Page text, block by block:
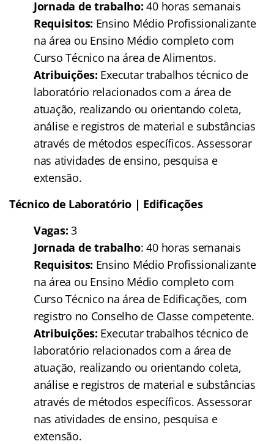
Jornada de trabalho: 40 horas semanais
Requisitos: Ensino Médio Profissionalizante
na área ou Ensino Médio completo com
Curso Técnico na área de Alimentos.
Atribuições: Executar trabalhos técnico de
laboratório relacionados com a área de
atuação, realizando ou orientando coleta,
análise e registros de material e substâncias
através de métodos específicos. Assessorar
nas atividades de ensino, pesquisa e
extensão.
Técnico de Laboratório | Edificações
Vagas: 3
Jornada de trabalho: 40 horas semanais
Requisitos: Ensino Médio Profissionalizante
na área ou Ensino Médio completo com
Curso Técnico na área de Edificações, com
registro no Conselho de Classe competente.
Atribuições: Executar trabalhos técnico de
laboratório relacionados com a área de
atuação, realizando ou orientando coleta,
análise e registros de material e substâncias
através de métodos específicos. Assessorar
nas atividades de ensino, pesquisa e
extensão.